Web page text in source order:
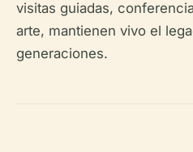
visitas guiadas,
arte, mantienen vivo el
generaciones.